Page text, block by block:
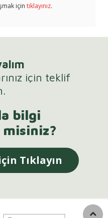
için tıklayınız.
için teklif
bilgi
Tıklayın